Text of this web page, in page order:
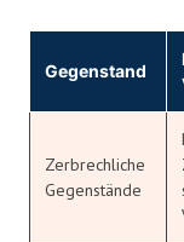
Gegenstand
Zerbrechliche
Gegenstände